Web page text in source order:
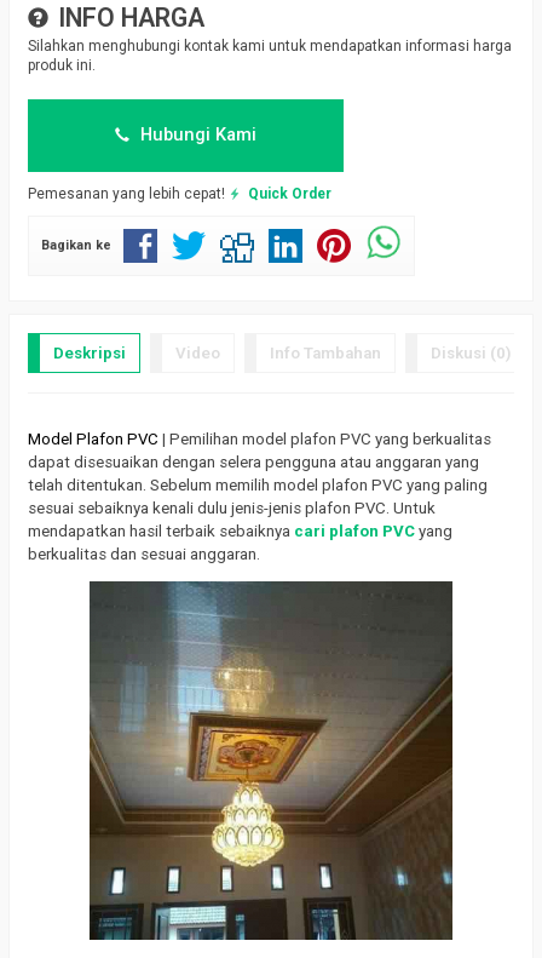
INFO HARGA
Silahkan menghubungi kontak kami untuk mendapatkan informasi harga
produk ini.
Hubungi Kami
Pemesanan yang lebih cepat! Quick Order
Bagikan ke
Deskripsi Video Info Tambahan Diskusi (0)
Model Plafon PVC | Pemilihan model plafon PVC yang berkualitas
dapat disesuaikan dengan selera pengguna atau anggaran yang
telah ditentukan. Sebelum memilih model plafon PVC yang paling
sesuai sebaiknya kenali dulu jenis-jenis plafon PVC. Untuk
mendapatkan hasil terbaik sebaiknya cari plafon PVC yang
berkualitas dan sesuai anggaran.